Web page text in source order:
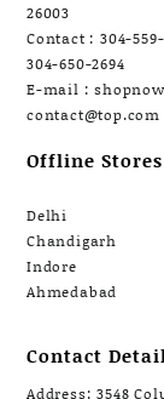
26003
Contact : 304-
304-650-2694
E-mail :
contact@top.com
Offline Stores
Delhi
Chandigarh
Indore
Ahmedabad
Contact
Address: 3548